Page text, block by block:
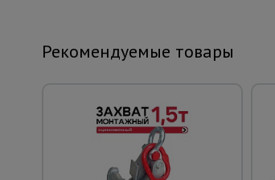
Рекомендуемые товары